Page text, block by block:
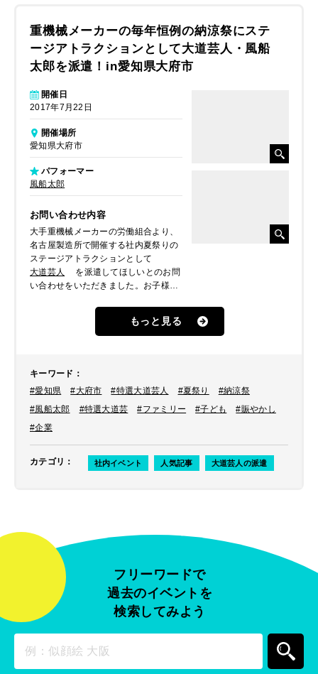
重機械メーカーの毎年恒例の納涼祭にステ
ージアトラクションとして大道芸人・風船
太郎を派遣！in愛知県大府市
開催日
2017年7月22日
開催場所
愛知県大府市
パフォーマー
風船太郎
お問い合わせ内容
大手重機械メーカーの労働組合より、
名古屋製造所で開催する社内夏祭りの
ステージアトラクションとして
大道芸人
を派遣してほしいとのお問
い合わせをいただきました。お子様も
どもが喜ぶものが良いとのことでした
をご提案、派遣しま
もっと見る
キーワード ：
#愛知県
#大府市 #特選大道芸人 #夏祭り
#納涼祭
#風船太郎
#特選大道芸 #ファミリー #子ども
#賑やかし
#企業
カテゴリ ： 社内イベント 人気記事 大道芸人の派遣
フリーワードで
過去のイベントを
検索してみよう